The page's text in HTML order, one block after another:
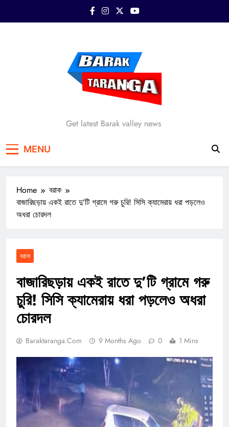
Barak Taranga
Get latest Barak valley news
MENU
Home
বরাক
বাজারিছড়ায় একই রাতে দু’টি গ্রামে গরু চুরি! সিসি ক্যামেরায় ধরা পড়লেও
অধরা চোরদল
বরাক
বাজারিছড়ায় একই রাতে দু’টি গ্রামে গরু
চুরি! সিসি ক্যামেরায় ধরা পড়লেও অধরা
চোরদল
Baraktaranga.com 9 Months Ago 0 1 Mins